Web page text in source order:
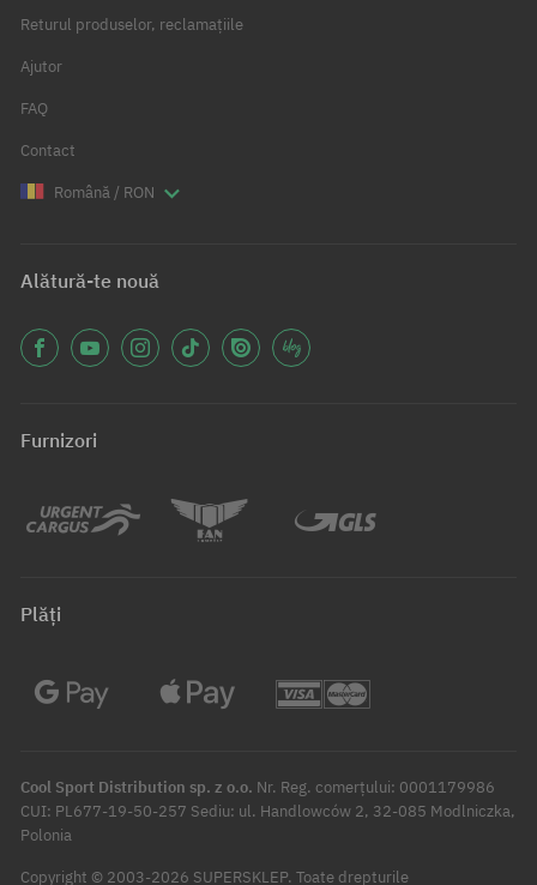
Returul produselor, reclamațiile
Ajutor
FAQ
Contact
Română / RON
Alătură-te nouă
Furnizori
Plăți
Cool Sport Distribution sp. z o.o. Nr. Reg. comerțului: 0001179986
CUI: PL677-19-50-257 Sediu: ul. Handlowców 2, 32-085 Modlniczka,
Polonia
Copyright © 2003-2026 SUPERSKLEP. Toate drepturile